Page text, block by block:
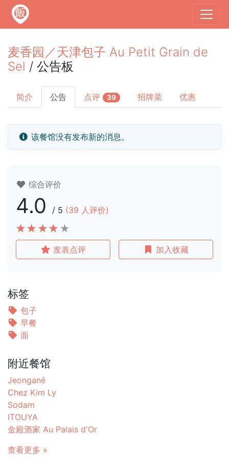
麦香园／天津包子 Au Petit Grain de
Sel / 公告板
简介 公告 点评 39 招牌菜 优惠
该餐馆没有发布新的消息。
综合评价
4.0 / 5 (39 人评价)
发表点评 加入收藏
标签
包子
早餐
面
附近餐馆
Jeongané
Chez Kim Ly
Sodam
ITOUYA
金殿酒家 Au Palais d'Or
查看更多 »